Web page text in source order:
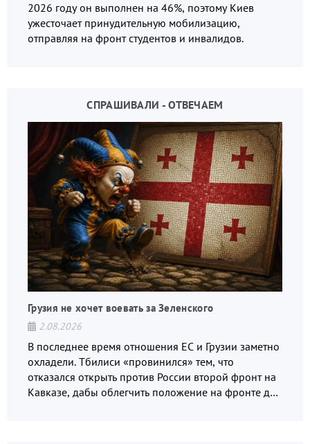
2026 году он выполнен на 46%, поэтому Киев
ужесточает принудительную мобилизацию,
отправляя на фронт студентов и инвалидов.
СПРАШИВАЛИ - ОТВЕЧАЕМ
Грузия не хочет воевать за Зеленского
2.08.2026
В последнее время отношения ЕС и Грузии заметно
охладели. Тбилиси «провинился» тем, что
отказался открыть против России второй фронт на
Кавказе, дабы облегчить положение на фронте для